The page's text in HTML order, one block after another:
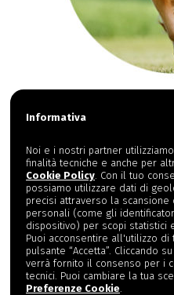
Informativa
Noi e i nostri partner
finalità tecniche e anche per
Cookie Policy . Con il tuo
possiamo utilizzare dati di
precisi attraverso la
personali (come gli
dispositivo) per scopi statistici
Puoi acconsentire all'utilizzo
pulsante “Accetta”. Cliccando
verrà fornito il consenso per i
tecnici. Puoi cambiare la tua
Preferenze Cookie